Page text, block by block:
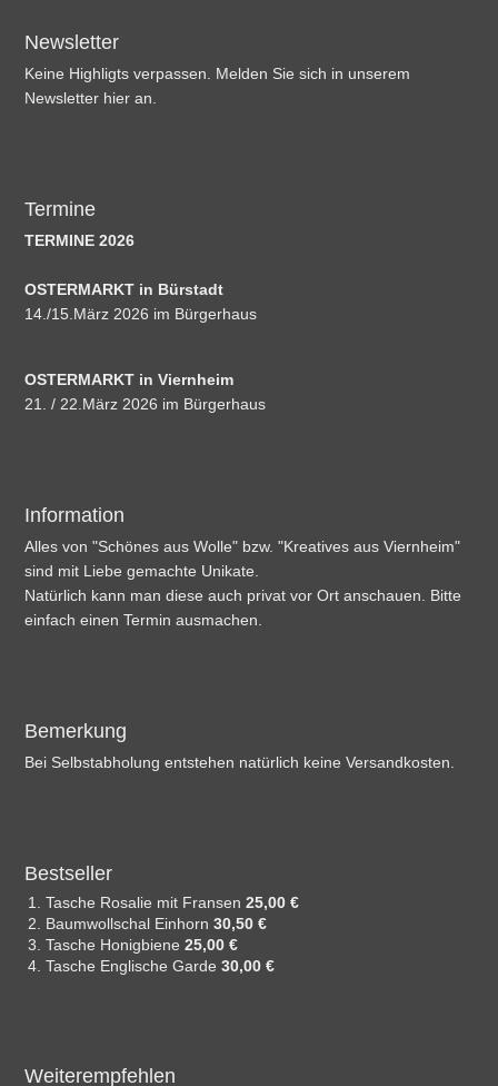
Newsletter
Keine Highligts verpassen. Melden Sie sich in unserem
Newsletter hier an.
Termine
TERMINE 2026
OSTERMARKT in Bürstadt
14./15.März 2026 im Bürgerhaus
OSTERMARKT in Viernheim
21. / 22.März 2026 im Bürgerhaus
Information
Alles von "Schönes aus Wolle" bzw. "Kreatives aus Viernheim"
sind mit Liebe gemachte Unikate.
Natürlich kann man diese auch privat vor Ort anschauen. Bitte
einfach einen Termin ausmachen.
Bemerkung
Bei Selbstabholung entstehen natürlich keine Versandkosten.
Bestseller
Tasche Rosalie mit Fransen25,00 €
Baumwollschal Einhorn30,50 €
Tasche Honigbiene25,00 €
Tasche Englische Garde30,00 €
Weiterempfehlen